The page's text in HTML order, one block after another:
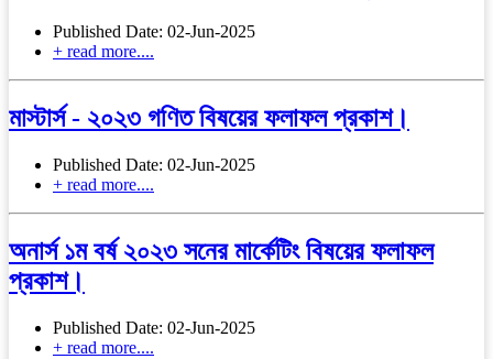
Published Date: 02-Jun-2025
+ read more....
মাস্টার্স - ২০২৩ গণিত বিষয়ের ফলাফল প্রকাশ।
Published Date: 02-Jun-2025
+ read more....
অনার্স ১ম বর্ষ ২০২৩ সনের মার্কেটিং বিষয়ের ফলাফল
প্রকাশ।
Published Date: 02-Jun-2025
+ read more....